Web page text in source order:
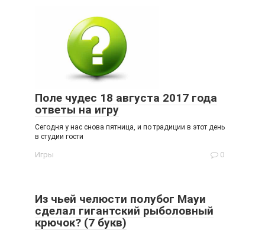
Поле чудес 18 августа 2017 года
ответы на игру
Сегодня у нас снова пятница, и по традиции в этот день
в студии гости
Игры 0
Из чьей челюсти полубог Мауи
сделал гигантский рыболовный
крючок? (7 букв)